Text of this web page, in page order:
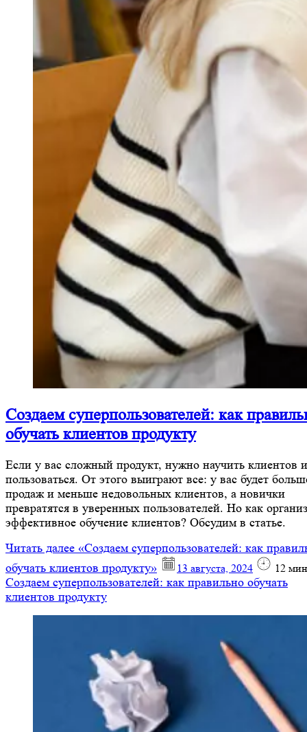
Создаем суперпользователей: как
обучать клиентов продукту
Если у вас сложный продукт, нужно научить клиентов
пользоваться. От этого выиграют все: у вас будет
продаж и меньше недовольных клиентов, а новички
превратятся в уверенных пользователей. Но как
эффективное обучение клиентов? Обсудим в статье.
Читать далее «Создаем суперпользователей: как
обучать клиентов продукту»
13 августа, 2024 12
Создаем суперпользователей: как правильно обучать
клиентов продукту